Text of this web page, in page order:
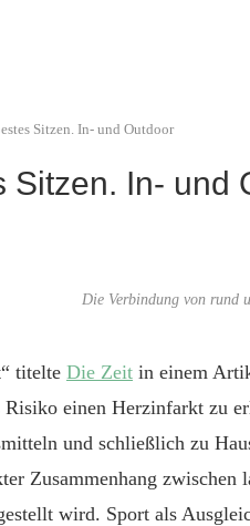
Sitzen. In- und Outdoor
Sitzen. In- und
Die Verbindung von rund
titelte Die Zeit in einem
Risiko einen Herzinfarkt zu
und schließlich zu
Zusammenhang zwischen
wird. Sport als